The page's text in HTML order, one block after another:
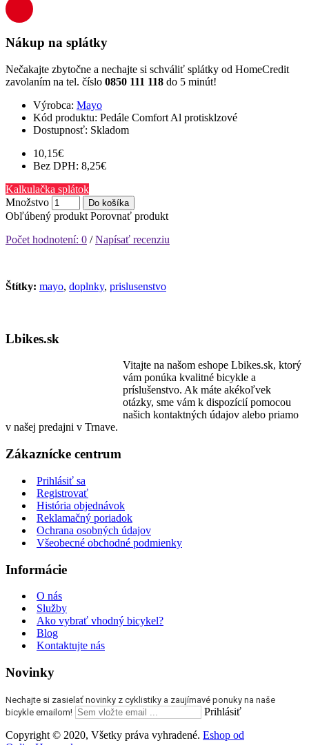
Nákup na splátky
Nečakajte zbytočne a nechajte si schváliť splátky od HomeCredit
zavolaním na tel. číslo 0850 111 118 do 5 minút!
Výrobca: Mayo
Kód produktu: Pedále Comfort Al protisklzové
Dostupnosť: Skladom
10,15€
Bez DPH: 8,25€
Kalkulačka splátok
Množstvo
Do košíka
Obľúbený produkt Porovnať produkt
Počet hodnotení: 0 /Napísať recenziu
Štítky: mayo, doplnky, prislusenstvo
Lbikes.sk
Vitajte na našom eshope Lbikes.sk, ktorý
vám ponúka kvalitné bicykle a
príslušenstvo. Ak máte akékoľvek
otázky, sme vám k dispozícií pomocou
našich kontaktných údajov alebo priamo
v našej predajni v Trnave.
Zákaznícke centrum
Prihlásiť sa
Registrovať
História objednávok
Reklamačný poriadok
Ochrana osobných údajov
Všeobecné obchodné podmienky
Informácie
O nás
Služby
Ako vybrať vhodný bicykel?
Blog
Kontaktujte nás
Novinky
Nechajte si zasielať novinky z cyklistiky a zaujímavé ponuky na naše
bicykle emailom!
Prihlásiť
Copyright © 2020, Všetky práva vyhradené. Eshop od